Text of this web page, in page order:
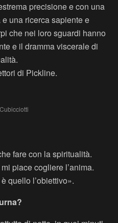
precisione e con una
una ricerca sapiente e
che nei loro sguardi hanno
e il dramma viscerale di
di Pickline.
fare con la spiritualità.
piace cogliere l’anima.
quello l’obiettivo».